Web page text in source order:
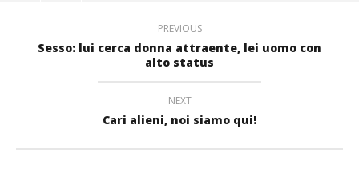
PREVIOUS
Sesso: lui cerca donna attraente, lei uomo con
alto status
NEXT
Cari alieni, noi siamo qui!